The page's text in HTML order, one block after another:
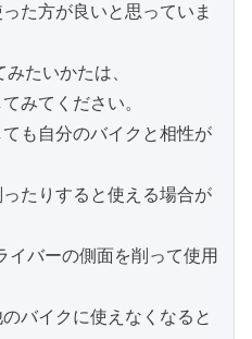
た方が良いと思っていま
たいかたは、
みてください。
も自分のバイクと相性が
たりすると使える場合が
イバーの側面を削って使用
バイクに使えなくなると